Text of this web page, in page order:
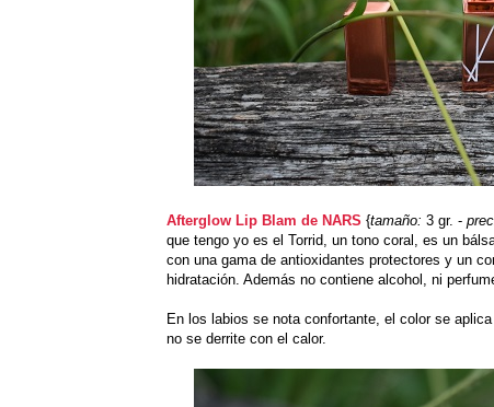
Afterglow Lip Blam de NARS {tamaño: 3 gr. -
que tengo yo es el Torrid, un tono coral, es un
con una gama de antioxidantes protectores y un
hidratación. Además no contiene alcohol, ni
En los labios se nota confortante, el color se
no se derrite con el calor.